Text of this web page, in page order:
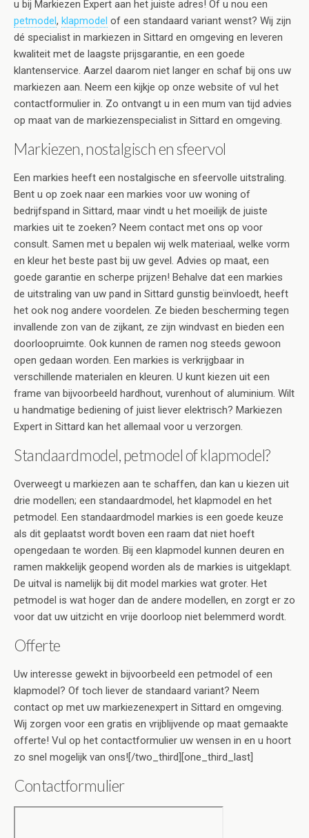
u bij Markiezen Expert aan het juiste adres! Of u nou een
petmodel, klapmodel of een standaard variant wenst? Wij zijn
dé specialist in markiezen in Sittard en omgeving en leveren
kwaliteit met de laagste prijsgarantie, en een goede
klantenservice. Aarzel daarom niet langer en schaf bij ons uw
markiezen aan. Neem een kijkje op onze website of vul het
contactformulier in. Zo ontvangt u in een mum van tijd advies
op maat van de markiezenspecialist in Sittard en omgeving.
Markiezen, nostalgisch en sfeervol
Een markies heeft een nostalgische en sfeervolle uitstraling.
Bent u op zoek naar een markies voor uw woning of
bedrijfspand in Sittard, maar vindt u het moeilijk de juiste
markies uit te zoeken? Neem contact met ons op voor
consult. Samen met u bepalen wij welk materiaal, welke vorm
en kleur het beste past bij uw gevel. Advies op maat, een
goede garantie en scherpe prijzen! Behalve dat een markies
de uitstraling van uw pand in Sittard gunstig beïnvloedt, heeft
het ook nog andere voordelen. Ze bieden bescherming tegen
invallende zon van de zijkant, ze zijn windvast en bieden een
doorloopruimte. Ook kunnen de ramen nog steeds gewoon
open gedaan worden. Een markies is verkrijgbaar in
verschillende materialen en kleuren. U kunt kiezen uit een
frame van bijvoorbeeld hardhout, vurenhout of aluminium. Wilt
u handmatige bediening of juist liever elektrisch? Markiezen
Expert in Sittard kan het allemaal voor u verzorgen.
Standaardmodel, petmodel of klapmodel?
Overweegt u markiezen aan te schaffen, dan kan u kiezen uit
drie modellen; een standaardmodel, het klapmodel en het
petmodel. Een standaardmodel markies is een goede keuze
als dit geplaatst wordt boven een raam dat niet hoeft
opengedaan te worden. Bij een klapmodel kunnen deuren en
ramen makkelijk geopend worden als de markies is uitgeklapt.
De uitval is namelijk bij dit model markies wat groter. Het
petmodel is wat hoger dan de andere modellen, en zorgt er zo
voor dat uw uitzicht en vrije doorloop niet belemmerd wordt.
Offerte
Uw interesse gewekt in bijvoorbeeld een petmodel of een
klapmodel? Of toch liever de standaard variant? Neem
contact op met uw markiezenexpert in Sittard en omgeving.
Wij zorgen voor een gratis en vrijblijvende op maat gemaakte
offerte! Vul op het contactformulier uw wensen in en u hoort
zo snel mogelijk van ons![/two_third][one_third_last]
Contactformulier